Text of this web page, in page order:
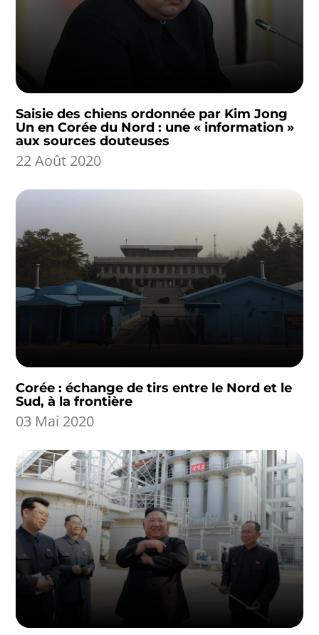
Saisie des chiens ordonnée par Kim Jong
Un en Corée du Nord : une « information »
aux sources douteuses
22 Août 2020
Corée : échange de tirs entre le Nord et le
Sud, à la frontière
03 Mai 2020